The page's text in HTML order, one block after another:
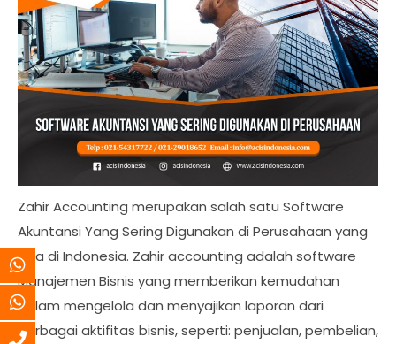
Zahir Accounting merupakan salah satu Software
Akuntansi Yang Sering Digunakan di Perusahaan yang
ada di Indonesia. Zahir accounting adalah software
Manajemen Bisnis yang memberikan kemudahan
dalam mengelola dan menyajikan laporan dari
berbagai aktifitas bisnis, seperti: penjualan, pembelian,